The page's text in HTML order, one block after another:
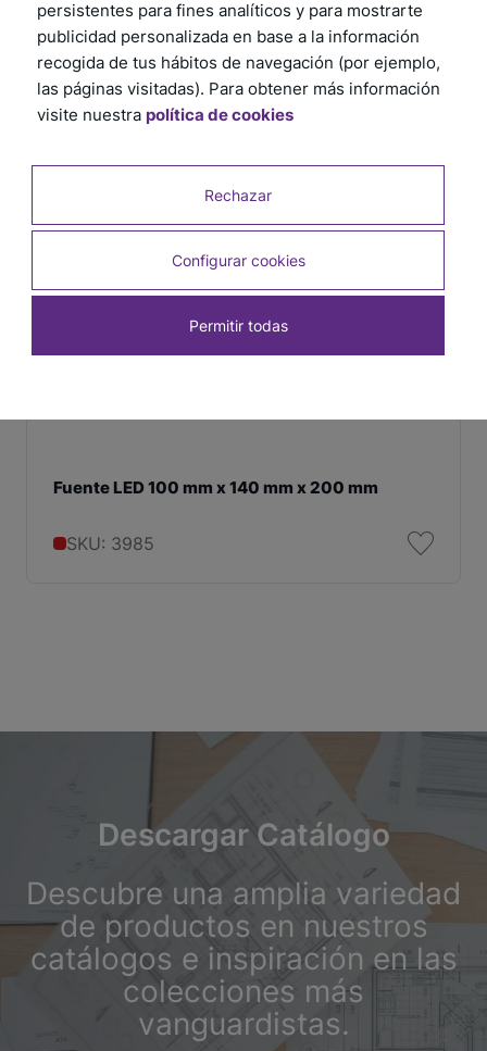
Productos relacionados
Fuente LED 100 mm x 140 mm x 200 mm
SKU: 3985
Descargar Catálogo
Descubre una amplia variedad
de productos en nuestros
catálogos e inspiración en las
colecciones más
vanguardistas.
persistentes para fines analíticos y para mostrarte
publicidad personalizada en base a la información
recogida de tus hábitos de navegación (por ejemplo,
las páginas visitadas). Para obtener más información
visite nuestra política de cookies
Rechazar
Configurar cookies
Permitir todas